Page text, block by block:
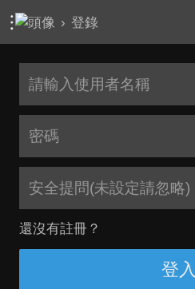
› 登錄
安全提問(未設定請忽略)
還沒有註冊？
登入